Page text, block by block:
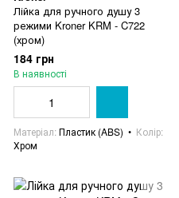
Лійка для ручного душу 3
режими Kroner KRM - C722
(хром)
184 грн
В наявності
Матеріал Пластик (ABS)
Колір
Хром